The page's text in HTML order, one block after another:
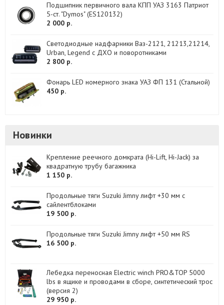
Подшипник первичного вала КПП УАЗ 3163 Патриот
5-ст. "Dymos" (ES120132)
2 000 р.
Светодиодные надфарники Ваз-2121, 21213,21214,
Urban, Legend с ДХО и поворотниками
2 800 р.
Фонарь LED номерного знака УАЗ ФП 131 (Стальной)
450 р.
Новинки
Крепление реечного домкрата (Hi-Lift, Hi-Jack) за
квадратную трубу багажника
1 150 р.
Продольные тяги Suzuki Jimny лифт +30 мм с
сайлентблоками
19 500 р.
Продольные тяги Suzuki Jimny лифт +50 мм RS
16 500 р.
Лебедка переносная Electric winch PRO&TOP 5000
lbs в ящике и проводами в сборе, синтетический трос
(версия 2)
29 950 р.